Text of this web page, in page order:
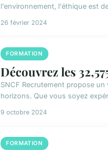
l'environnement, l'éthique est
26 février 2024
FORMATION
Découvrez les
SNCF Recrutement propose
horizons. Que vous soyez
9 octobre 2024
FORMATION